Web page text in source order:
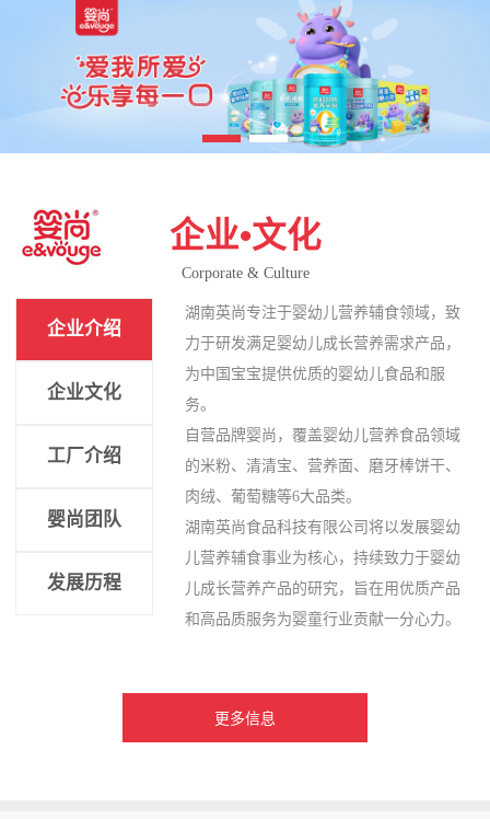
企业•文化
Corporate & Culture
企业介绍
企业文化
工厂介绍
婴尚团队
发展历程
湖南英尚专注于婴幼儿营养辅食领域，致
力于研发满足婴幼儿成长营养需求产品，
为中国宝宝提供优质的婴幼儿食品和服
务。
自营品牌婴尚，覆盖婴幼儿营养食品领域
的米粉、清清宝、营养面、磨牙棒饼干、
肉绒、葡萄糖等6大品类。
湖南英尚食品科技有限公司将以发展婴幼
儿营养辅食事业为核心，持续致力于婴幼
儿成长营养产品的研究，旨在用优质产品
和高品质服务为婴童行业贡献一分心力。
更多信息